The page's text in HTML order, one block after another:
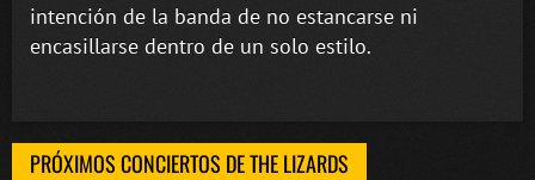
intención de la banda de no estancarse ni
encasillarse dentro de un solo estilo.
PRÓXIMOS CONCIERTOS DE THE LIZARDS